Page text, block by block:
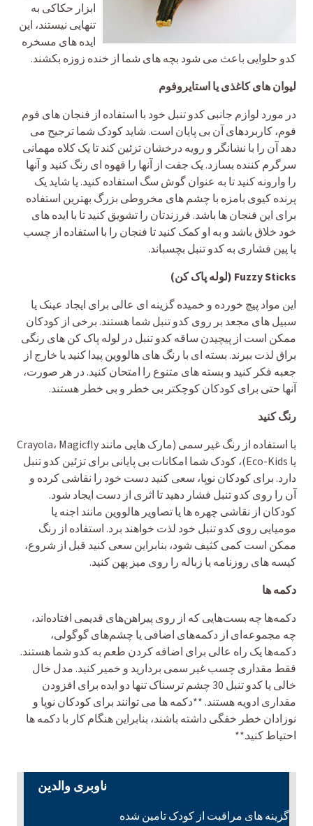
ابزار حکاکی به
تنهایی نیستند، این
ایده های مسخره
کدو حلوایی باعث می شود بچه های شما از خنده زوزه بکشند.
لیوان های کاغذی یا استایروفوم
در مورد لوازم جانبی کدو تنبل خود با استفاده از فنجان های فوم
فوم، کاربردهای آن بی پایان است. شاید کودک شما ترجیح می
دهد آن را با نشانگر و رویه درخشان تزئین کند تا یک کلاه مهمانی
سرگرم کننده بسازد. یک جفت از آنها را قهوه ای رنگ کنید و آنها
را وارونه کنید تا به عنوان گوش سگ استفاده کنید. یا شاید یک
پرنده کیوی بامزه با چشم های مخروطی بزرگ بهترین استفاده
برای این فنجان ها باشد. فرزندتان را تشویق کنید تا با ایده های
خود خلاق باشد و به او کمک کنید تا فنجان را با استفاده از چسب
یا پین فشاری به کدو تنبل بچسباند.
Fuzzy Sticks (لوله پاک کن)
این مواد پیچ خورده و خمیده گزینه ای عالی برای ایجاد عینک یا
سبیل های مجعد بر روی کدو تنبل شما هستند. برخی از کودکان
ممکن است از پیچیدن ساقه کدو تنبل در لوله پاک کن های رنگی
براق لذت ببرند. بسته ای با رنگ های هالووین پیدا کنید یا خارج از
جعبه فکر کنید و بسته های متنوع را امتحان کنید. در هر صورت،
آنها حتی برای کودکان کوچکتر بی خطر و بی خطر هستند.
رنگ کنید
با استفاده از رنگ غیر سمی (مارک هایی مانند Crayola، Magicfly
یا Eco-Kids)، کودک شما امکانات بی پایانی برای تزئین کدو تنبل
دارد. برای کودکان نوپا، سعی کنید دست خود را نقاشی کرده و
آن را روی کدو تنبل فشار دهید تا اثری از دست ایجاد شود.
کودکان از نقاشی چهره ها یا تصاویر هالووین مانند اجنه یا
مومیایی روی کدو تنبل خود لذت خواهند برد. استفاده از رنگ
ممکن است کمی کثیف شود، بنابراین سعی کنید قبل از شروع،
کیسه های روزنامه یا زباله را روی میز پهن کنید.
دکمه ها
دکمه‌ها چه بست‌هایی که از روی پیراهن‌های قدیمی افتاده‌اند،
چه مجموعه‌ای از دکمه‌های اضافی یا چشم‌های گوگولی،
دکمه‌ها یک راه عالی برای اضافه کردن طعم به کدو شما هستند.
فقط مقداری چسب غیر سمی بردارید و خمیر کنید. مدل خال
خالی یا کدو تنبل 30 چشم ترسناک تنها دو ایده برای افزودن
مقداری ادویه هستند. **دکمه ها می توانند برای کودکان نوپا و
نوزادان خطر خفگی داشته باشند، بنابراین هنگام کار با دکمه ها
احتیاط کنید.**
ناوبری والدین
گزینه های مراقبت از کودک تامین شده